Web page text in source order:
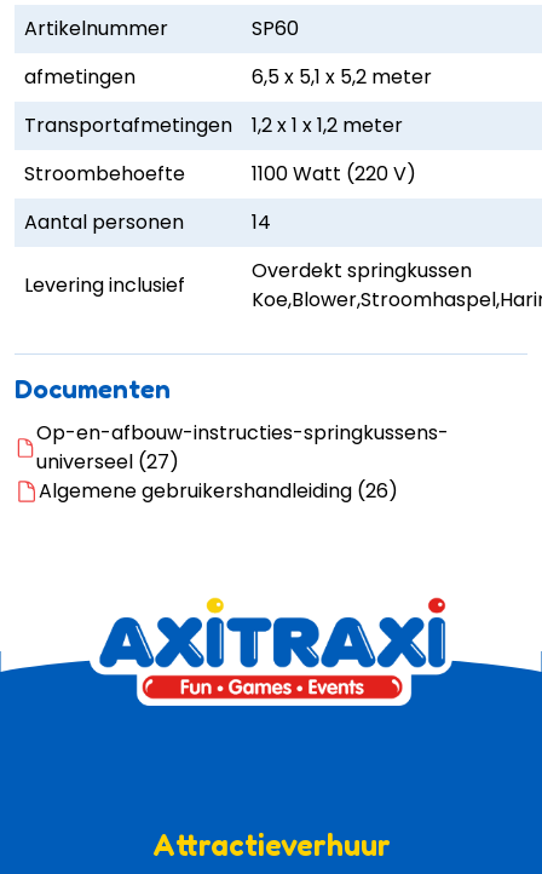
Artikelnummer
SP60
afmetingen
6,5 x 5,1 x 5,2 meter
Transportafmetingen
1,2 x 1 x 1,2 meter
Stroombehoefte
1100 Watt (220 V)
Aantal personen
14
Levering inclusief
Overdekt springkussen
Documenten
Op-en-afbouw-instructies-springkussens-
universeel (27)
Algemene gebruikershandleiding (26)
Attractieverhuur